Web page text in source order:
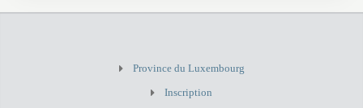
Province du Luxembourg
Inscription